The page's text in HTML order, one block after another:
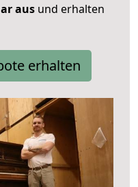
aus und erhalten
erhalten